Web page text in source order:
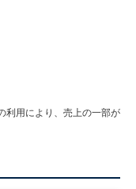
利用により、売上の一部が